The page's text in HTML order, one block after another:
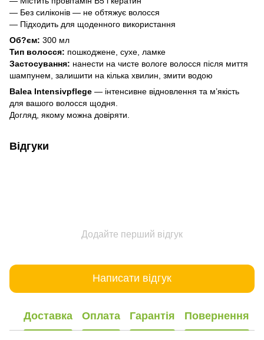
— Без силіконів — не обтяжує волосся
— Підходить для щоденного використання
Об?єм: 300 мл
Тип волосся: пошкоджене, сухе, ламке
Застосування: нанести на чисте вологе волосся після миття
шампунем, залишити на кілька хвилин, змити водою
Balea Intensivpflege — інтенсивне відновлення та м’якість
для вашого волосся щодня.
Догляд, якому можна довіряти.
Відгуки
Додайте перший відгук
Написати відгук
Доставка Оплата Гарантія Повернення